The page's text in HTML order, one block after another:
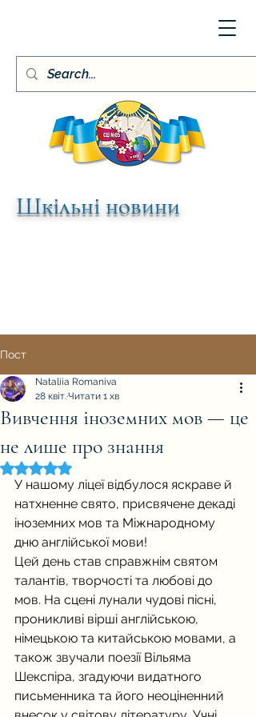
Шкільні новини
Пост
Вивчення іноземних мов — це
не лише про знання
Nataliia Romaniva
28 квіт.Читати 1 хв
Оцінка: NaN з 5 зірок.
У нашому ліцеї відбулося яскраве й
натхненне свято, присвячене декаді
іноземних мов та Міжнародному
дню англійської мови!
Цей день став справжнім святом
талантів, творчості та любові до
мов. На сцені лунали чудові пісні,
проникливі вірші англійською,
німецькою та китайською мовами, а
також звучали поезії Вільяма
Шекспіра, згадуючи видатного
письменника та його неоціненний